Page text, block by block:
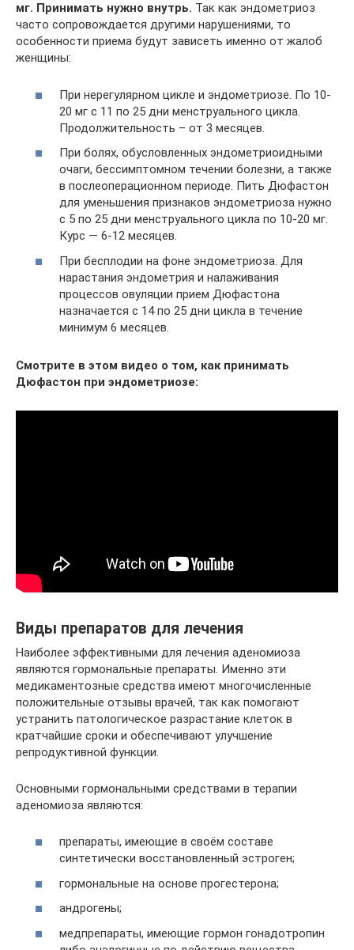
мг. Принимать нужно внутрь. Так как эндометриоз
часто сопровождается другими нарушениями, то
особенности приема будут зависеть именно от жалоб
женщины:
При нерегулярном цикле и эндометриозе. По 10-
20 мг с 11 по 25 дни менструального цикла.
Продолжительность – от 3 месяцев.
При болях, обусловленных эндометриоидными
очаги, бессимптомном течении болезни, а также
в послеоперационном периоде. Пить Дюфастон
для уменьшения признаков эндометриоза нужно
с 5 по 25 дни менструального цикла по 10-20 мг.
Курс — 6-12 месяцев.
При бесплодии на фоне эндометриоза. Для
нарастания эндометрия и налаживания
процессов овуляции прием Дюфастона
назначается с 14 по 25 дни цикла в течение
минимум 6 месяцев.
Смотрите в этом видео о том, как принимать
Дюфастон при эндометриозе:
Виды препаратов для лечения
Наиболее эффективными для лечения аденомиоза
являются гормональные препараты. Именно эти
медикаментозные средства имеют многочисленные
положительные отзывы врачей, так как помогают
устранить патологическое разрастание клеток в
кратчайшие сроки и обеспечивают улучшение
репродуктивной функции.
Основными гормональными средствами в терапии
аденомиоза являются:
препараты, имеющие в своём составе
синтетически восстановленный эстроген;
гормональные на основе прогестерона;
андрогены;
медпрепараты, имеющие гормон гонадотропин